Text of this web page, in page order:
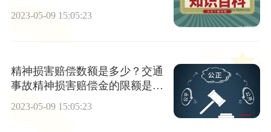
2023-05-09 15:05:23
精神损害赔偿数额是多少？交通
事故精神损害赔偿金的限额是多
少？
2023-05-09 15:05:23